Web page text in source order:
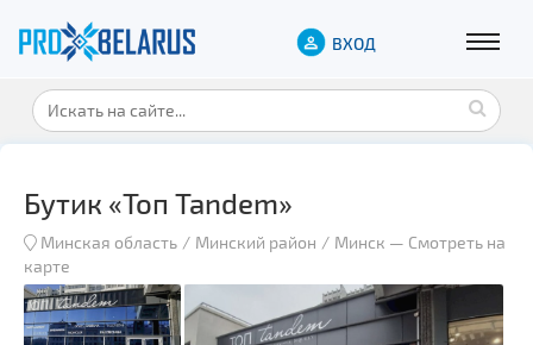
ВХОД
Бутик «Топ Tandem»
Минская область Минский район Минск — Смотреть на
карте